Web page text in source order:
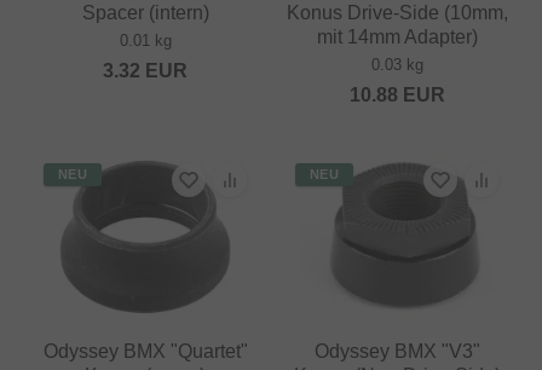
Spacer (intern)
0.01 kg
3.32 EUR
Konus Drive-Side (10mm,
mit 14mm Adapter)
0.03 kg
10.88 EUR
NEU
Odyssey BMX "Quartet"
NEU
Odyssey BMX "V3"